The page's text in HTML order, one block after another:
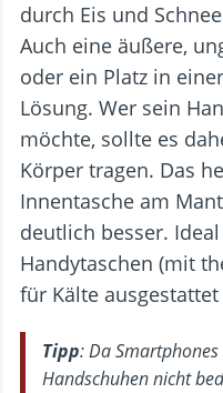
durch Eis und
Auch eine äußere,
oder ein Platz in
Lösung. Wer sein
möchte, sollte es
Körper tragen. Das
Innentasche am
deutlich besser.
Handytaschen (mit
für Kälte
Tipp: Da
Handschuhen nicht